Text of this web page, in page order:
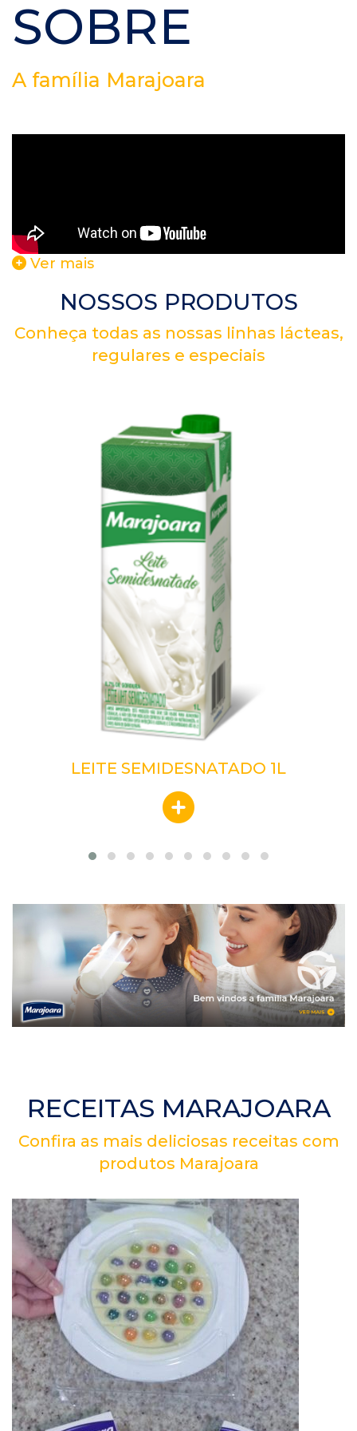
SOBRE
A família Marajoara
Ver mais
NOSSOS PRODUTOS
Conheça todas as nossas linhas lácteas,
regulares e especiais
LEITE SEMIDESNATADO 1L
RECEITAS MARAJOARA
Confira as mais deliciosas receitas com
produtos Marajoara